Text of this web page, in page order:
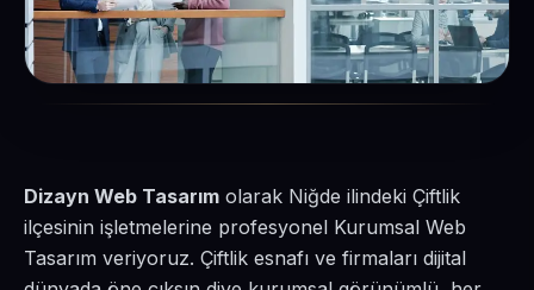
Dizayn Web Tasarım olarak Niğde ilindeki Çiftlik
ilçesinin işletmelerine profesyonel Kurumsal Web
Tasarım veriyoruz. Çiftlik esnafı ve firmaları dijital